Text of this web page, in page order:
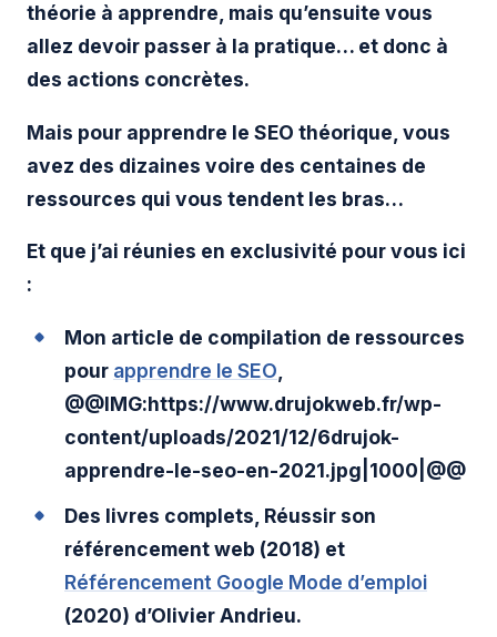
théorie à apprendre, mais qu’ensuite vous
allez devoir passer à la pratique… et donc à
des actions concrètes.
Mais pour apprendre le SEO théorique, vous
avez des dizaines voire des centaines de
ressources qui vous tendent les bras…
Et que j’ai réunies en exclusivité pour vous ici
:
Mon article de compilation de ressources
pour apprendre le SEO
@@IMG:https://www.drujokweb.fr/wp-
content/uploads/2021/12/6drujok-
apprendre-le-seo-en-2021.jpg|1000|@@
Des livres complets, Réussir son
référencement web (2018) et
Référencement Google Mode d’emploi
(2020) d’Olivier Andrieu.